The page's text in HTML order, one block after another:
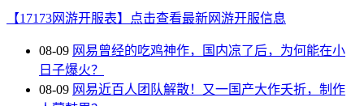
【17173网游开服表】点击查看最新网游开服信息
08-09 网易曾经的吃鸡神作，国内凉了后，为何能在小
日子爆火？
08-09 网易近百人团队解散！又一国产大作夭折，制作